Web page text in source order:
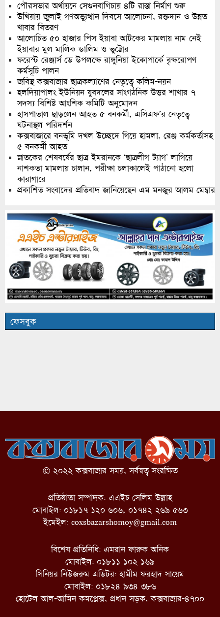
পৌরসভার অর্থায়নে সেগুনবাগিচায় ৪টি রাস্তা নির্মাণ শুরু
উখিয়ায় জুলাই গণঅভ্যুত্থান দিবসে আলোচনা, রক্তদান ও উন্নত
খাবার বিতরণ
আলোচিত ৫০ হাজার পিস ইয়াবা আটকের মামলায় নাম নেই
ইয়াবার মুল মালিক ডালিম ও ভুট্টোর
ফরেস্ট রেঞ্জার্স ডে উপলক্ষে রাঙ্গুনিয়া ইকোপার্কে বৃক্ষরোপণ
কর্মসূচি পালন
জবিস্থ কক্সবাজার ছাত্রকল্যাণের নেতৃত্বে কলিম-নয়ন
হলদিয়াপালং ইউনিয়ন যুবদলের সাংগঠনিক উত্তর শাখার ৭
সদস্য বিশিষ্ট আংশিক কমিটি অনুমোদন
হাসপাতাল ছাড়লেন আহত ৫ বনকর্মী, এসিএফ’র নেতৃত্বে
ঘটনাস্থল পরিদর্শন
কক্সবাজারে বনভূমি দখল উচ্ছেদে গিয়ে হামলা, রেঞ্জ কর্মকর্তাসহ
৫ বনকর্মী আহত
স্নাতকের শেষবর্ষের ছাত্র ইমরানকে ‘ছাত্রলীগ ট্যাগ’ লাগিয়ে
নাশকতা মামলায় চালান, পরীক্ষা চলাকালেই পাঠানো হলো
কারাগারে
প্রকাশিত সংবাদের প্রতিবাদ জানিয়েছেন এম মনজুর আলম মেম্বার
ফেসবুক
© ২০২২ কক্সবাজার সময়, সর্বস্বত্ব সংরক্ষিত
প্রতিষ্ঠাতা সম্পাদক: এএইচ সেলিম উল্লাহ
মোবাইল: ০১৮১৭ ১২০ ৬০৬, ০১৭৪২ ২৬৯ ৫৬৩
ইমেইল: coxsbazarshomoy@gmail.com
বিশেষ প্রতিনিধি: এমরান ফারুক অনিক
মোবাইল: ০১৮১১ ১০২ ১৬৯
সিনিয়র নিউজরুম এডিটর: হামীম ফরহাদ সায়েম
মোবাইল: ০১৮২৪ ৯৩৪ ৩৮৬
হোটেল আল-আমিন কমপ্লেক্স, প্রধান সড়ক, কক্সবাজার-৪৭০০